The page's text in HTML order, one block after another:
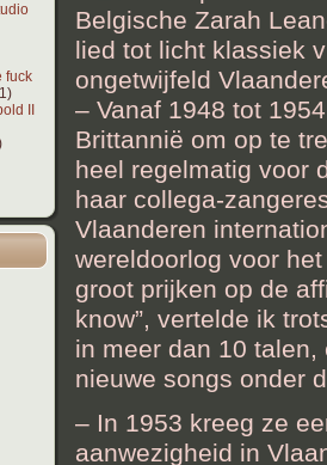
fuck
II
Belgische Zarah
lied tot licht klassiek
ongetwijfeld
– Vanaf 1948 tot
Brittannië om op te
heel regelmatig voor
haar collega-
Vlaanderen
wereldoorlog voor
groot prijken op de
know”, vertelde ik
in meer dan 10
nieuwe songs onder
– In 1953 kreeg ze
aanwezigheid in